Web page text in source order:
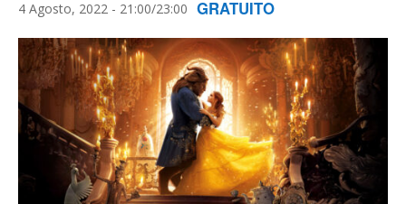
4 Agosto, 2022 - 21:00/23:00 GRATUITO